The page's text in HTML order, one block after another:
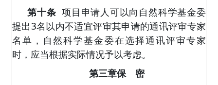
第十条 项目申请人可以向自然科学基金委
提出3名以内不适宜评审其申请的通讯评审专家
名单，自然科学基金委在选择通讯评审专家
时，应当根据实际情况予以考虑。
第三章保 密